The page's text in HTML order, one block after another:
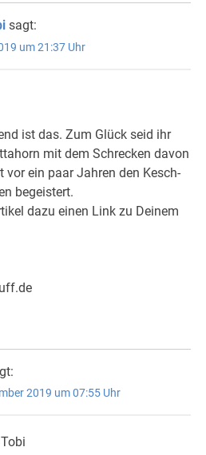
sagt:
um 21:37 Uhr
ist das. Zum Glück seid ihr
mit dem Schrecken davon
vor ein paar Jahren den Kesch-
begeistert.
dazu einen Link zu Deinem
2019 um 07:55 Uhr